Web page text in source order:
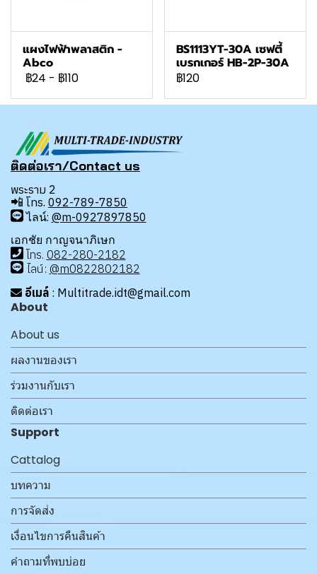
แผงไฟฟ้าพลาสติก -
Abco
฿24 - ฿110
BS1113YT-30A เซฟตี้
เบรกเกอร์ HB-2P-30A
฿120
ติดต่อเรา/Contact us
พระราม 2
📲 โทร. 092-789-7850
ไลน์: @m-0927897850
เอกชัย กาญจนาภิเษก
โทร. 082-280-2182
ไลน์: @m0822802182
อีเมล์ : Multitrade.idt@gmail.com
About
About us
ผลงานของเรา
ร่วมงานกับเรา
ติดต่อเรา
Support
Cattalog
บทความ
การจัดส่ง
เงื่อนไขการคืนสินค้า
คำถามที่พบบ่อย